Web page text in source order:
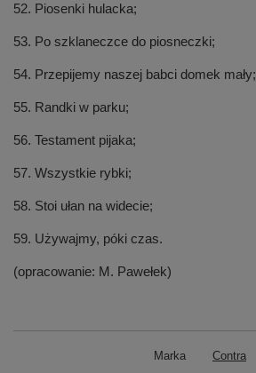
52. Piosenki hulacka;
53. Po szklaneczce do piosneczki;
54. Przepijemy naszej babci domek mały;
55. Randki w parku;
56. Testament pijaka;
57. Wszystkie rybki;
58. Stoi ułan na widecie;
59. Używajmy, póki czas.
(opracowanie: M. Pawełek)
Marka Contra